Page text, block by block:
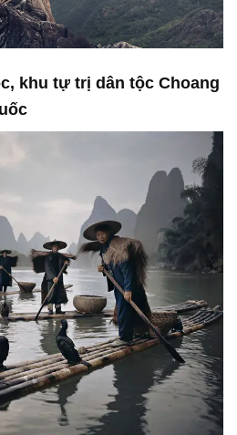
khu tự trị dân tộc Choang